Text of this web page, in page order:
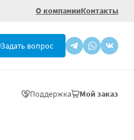
О компанииКонтакты
Задать вопрос
Поддержка Мой заказ